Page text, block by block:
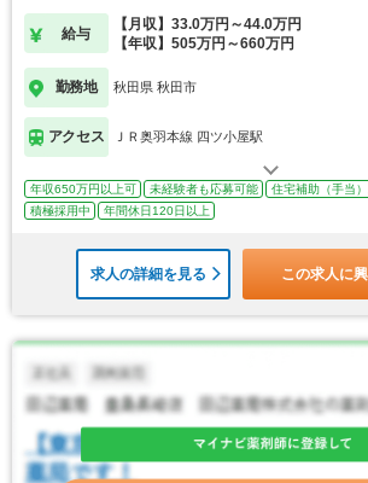
給与
【月収】33.0万円～44.0万円
【年収】505万円～660万円
勤務地 秋田県 秋田市
アクセス ＪＲ奥羽本線 四ツ小屋駅
年収650万円以上可 未経験者も応募可能 住宅補助（手当
積極採用中
年間休日120日以上
求人の詳細を見る この求人に